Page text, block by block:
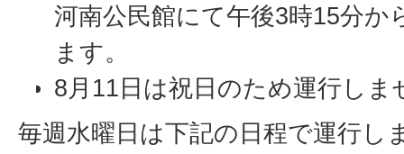
河南公民館にて午後3時15分か
ます。
8月11日は祝日のため運行しま
毎週水曜日は下記の日程で運行し